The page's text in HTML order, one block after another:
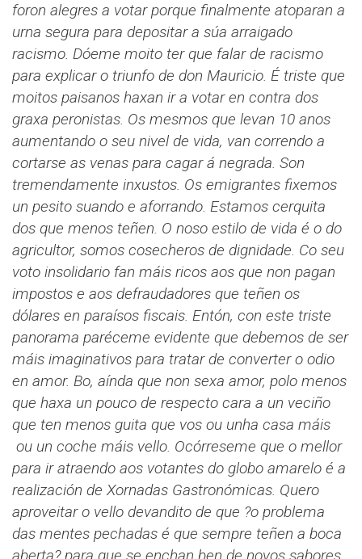
foron alegres a votar porque finalmente atoparan a
urna segura para depositar a súa arraigado
racismo. Dóeme moito ter que falar de racismo
para explicar o triunfo de don Mauricio. É triste que
moitos paisanos haxan ir a votar en contra dos
graxa peronistas. Os mesmos que levan 10 anos
aumentando o seu nivel de vida, van correndo a
cortarse as venas para cagar á negrada. Son
tremendamente inxustos. Os emigrantes fixemos
un pesito suando e aforrando. Estamos cerquita
dos que menos teñen. O noso estilo de vida é o do
agricultor, somos cosecheros de dignidade. Co seu
voto insolidario fan máis ricos aos que non pagan
impostos e aos defraudadores que teñen os
dólares en paraísos fiscais. Entón, con este triste
panorama paréceme evidente que debemos de ser
máis imaginativos para tratar de converter o odio
en amor. Bo, aínda que non sexa amor, polo menos
que haxa un pouco de respecto cara a un veciño
que ten menos guita que vos ou unha casa máis
ou un coche máis vello. Ocórreseme que o mellor
para ir atraendo aos votantes do globo amarelo é a
realización de Xornadas Gastronómicas. Quero
aproveitar o vello devandito de que ?o problema
das mentes pechadas é que sempre teñen a boca